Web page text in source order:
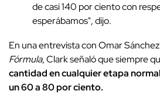
de casi 140 por ciento con
esperábamos", dijo.
En una entrevista con Omar
Fórmula, Clark señaló que siempre
cantidad en cualquier etapa
un 60 a 80 por ciento.